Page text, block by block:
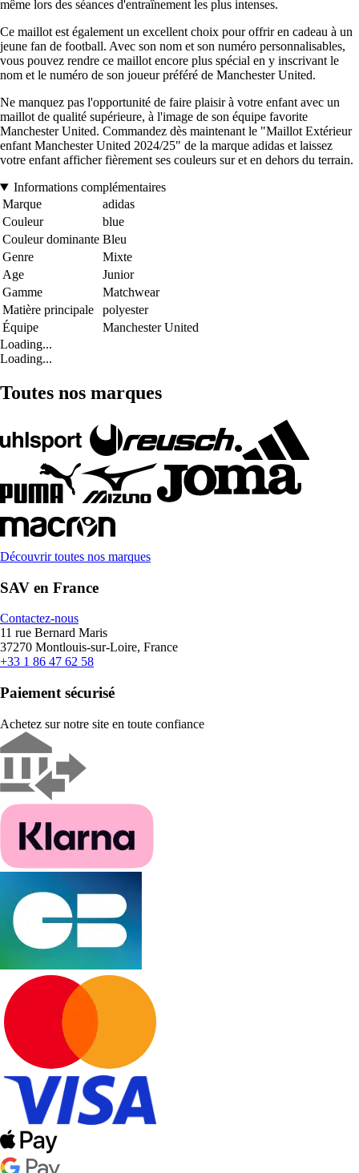
même lors des séances d'entraînement les plus intenses.
Ce maillot est également un excellent choix pour offrir en cadeau à un
jeune fan de football. Avec son nom et son numéro personnalisables,
vous pouvez rendre ce maillot encore plus spécial en y inscrivant le
nom et le numéro de son joueur préféré de Manchester United.
Ne manquez pas l'opportunité de faire plaisir à votre enfant avec un
maillot de qualité supérieure, à l'image de son équipe favorite
Manchester United. Commandez dès maintenant le "Maillot Extérieur
enfant Manchester United 2024/25" de la marque adidas et laissez
votre enfant afficher fièrement ses couleurs sur et en dehors du terrain.
Informations complémentaires
Marque
adidas
Couleur
blue
Couleur dominante Bleu
Genre
Mixte
Age
Junior
Gamme
Matchwear
Matière principale
polyester
Équipe
Manchester United
Loading...
Loading...
Toutes nos marques
Découvrir toutes nos marques
SAV en France
Contactez-nous
11 rue Bernard Maris
37270 Montlouis-sur-Loire, France
+33 1 86 47 62 58
Paiement sécurisé
Achetez sur notre site en toute confiance